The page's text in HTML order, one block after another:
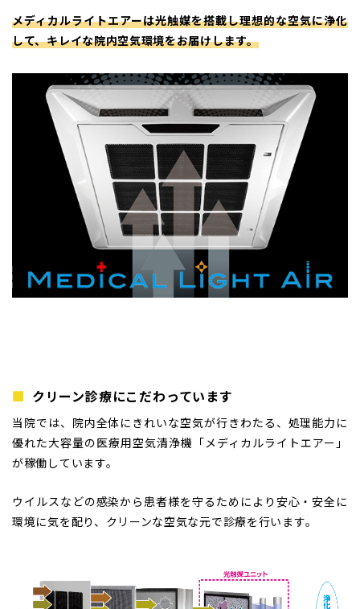
メディカルライトエアーは光触媒を搭載し理想的な空気に浄化
して、キレイな院内空気環境をお届けします。
クリーン診療にこだわっています
当院では、院内全体にきれいな空気が行きわたる、処理能力に
優れた大容量の医療用空気清浄機「メディカルライトエアー」
が稼働しています。
ウイルスなどの感染から患者様を守るためにより安心・安全に
環境に気を配り、クリーンな空気な元で診療を行います。